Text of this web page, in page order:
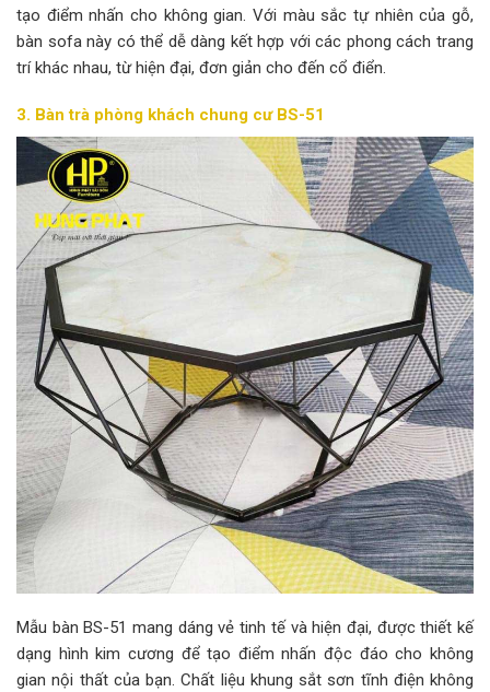
tạo điểm nhấn cho không gian. Với màu sắc tự nhiên của gỗ,
bàn sofa này có thể dễ dàng kết hợp với các phong cách trang
trí khác nhau, từ hiện đại, đơn giản cho đến cổ điển.
3. Bàn trà phòng khách chung cưBS-51
Mẫu bàn BS-51 mang dáng vẻ tinh tế và hiện đại, được thiết kế
dạng hình kim cương để tạo điểm nhấn độc đáo cho không
gian nội thất của bạn. Chất liệu khung sắt sơn tĩnh điện không